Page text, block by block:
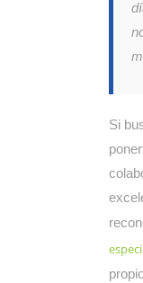
Si